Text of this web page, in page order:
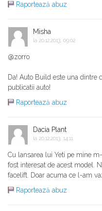
Raportează abuz
Misha
la 20.12.2013, 09:02
@zorro
Da! Auto Build este una dintre
publicatii auto!
Raportează abuz
Dacia Plant
la 20.12.2013, 14:11
Cu lansarea lui Yeti pe mine
fost interesat de acest model.
facelift. Doar acuma ce l-am
Raportează abuz